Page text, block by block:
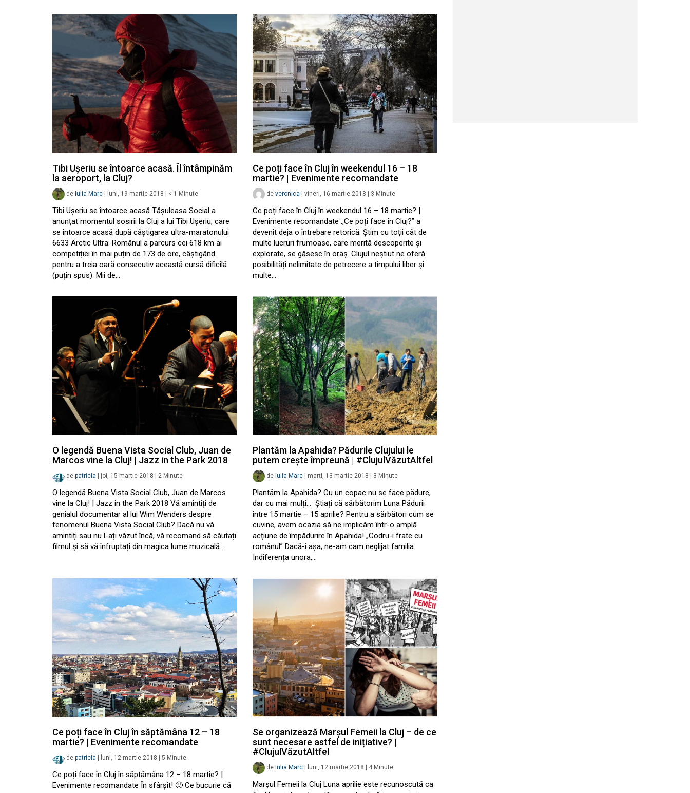
Tibi Ușeriu se întoarce acasă. Îl întâmpinăm
la aeroport, la Cluj?
de Iulia Marc luni, 19 martie 2018 < 1 Minute
Tibi Ușeriu se întoarce acasă Tășuleasa Social a
anunțat momentul sosirii la Cluj a lui Tibi Ușeriu, care
se întoarce acasă după câștigarea ultra-maratonului
6633 Arctic Ultra. Românul a parcurs cei 618 km ai
competiției în mai puțin de 173 de ore, câștigând
pentru a treia oară consecutiv această cursă dificilă
(puțin spus). Mii de…
Ce poți face în Cluj în weekendul 16 – 18
martie? | Evenimente recomandate
de veronica vineri, 16 martie 2018 3 Minute
Ce poți face în Cluj în weekendul 16 – 18 martie? |
Evenimente recomandate ,,Ce poți face în Cluj?” a
devenit deja o întrebare retorică. Știm cu toții cât de
multe lucruri frumoase, care merită descoperite și
explorate, se găsesc în oraș. Clujul neștiut ne oferă
posibilități nelimitate de petrecere a timpului liber și
multe…
O legendă Buena Vista Social Club, Juan de
Marcos vine la Cluj! | Jazz in the Park 2018
de patricia joi, 15 martie 2018 2 Minute
O legendă Buena Vista Social Club, Juan de Marcos
vine la Cluj! | Jazz in the Park 2018 Vă amintiți de
genialul documentar al lui Wim Wenders despre
fenomenul Buena Vista Social Club? Dacă nu vă
amintiți sau nu l-ați văzut încă, vă recomand să căutați
filmul și să vă înfruptați din magica lume muzicală…
Plantăm la Apahida? Pădurile Clujului le
putem crește împreună | #ClujulVăzutAltfel
de Iulia Marc marți, 13 martie 2018 3 Minute
Plantăm la Apahida? Cu un copac nu se face pădure,
dar cu mai mulți… Știați că sărbătorim Luna Pădurii
între 15 martie – 15 aprilie? Pentru a sărbători cum se
cuvine, avem ocazia să ne implicăm într-o amplă
acțiune de împădurire în Apahida! „Codru-i frate cu
românul” Dacă-i așa, ne-am cam neglijat familia.
Indiferența unora,…
Ce poți face în Cluj în săptămâna 12 – 18
martie? | Evenimente recomandate
de patricia luni, 12 martie 2018 5 Minute
Ce poți face în Cluj în săptămâna 12 – 18 martie? |
Evenimente recomandate În sfârșit! 🙂 Ce bucurie că
Se organizează Marșul Femeii la Cluj – de ce
sunt necesare astfel de inițiative? |
#ClujulVăzutAltfel
de Iulia Marc luni, 12 martie 2018 4 Minute
Marșul Femeii la Cluj Luna aprilie este recunoscută ca